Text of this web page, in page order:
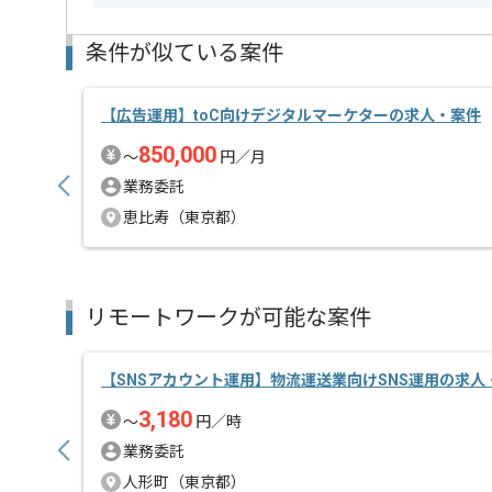
条件が似ている案件
【広告運用】toC向けデジタルマーケターの求人・案件
〜850,000 円／月
業務委託
恵比寿（東京都）
リモートワークが可能な案件
【SNSアカウント運用】物流運送業向けSNS運用の求人
〜3,180 円／時
業務委託
人形町（東京都）